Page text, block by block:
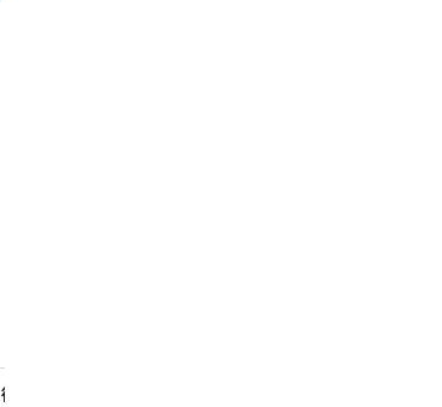
街並みを望む最上階のラウンジ